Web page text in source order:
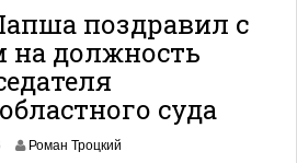
поздравил с
на должность
суда
Роман Троцкий